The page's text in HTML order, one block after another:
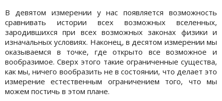
В девятом измерении у нас появляется возможность
сравнивать истории всех возможных вселенных,
зародившихся при всех возможных законах физики и
изначальных условиях. Наконец, в десятом измерении мы
оказываемся в точке, где открыто все возможное и
вообразимое. Сверх этого такие ограниченные существа,
как мы, ничего вообразить не в состоянии, что делает это
измерение естественным ограничением того, что мы
можем постичь в этом плане.